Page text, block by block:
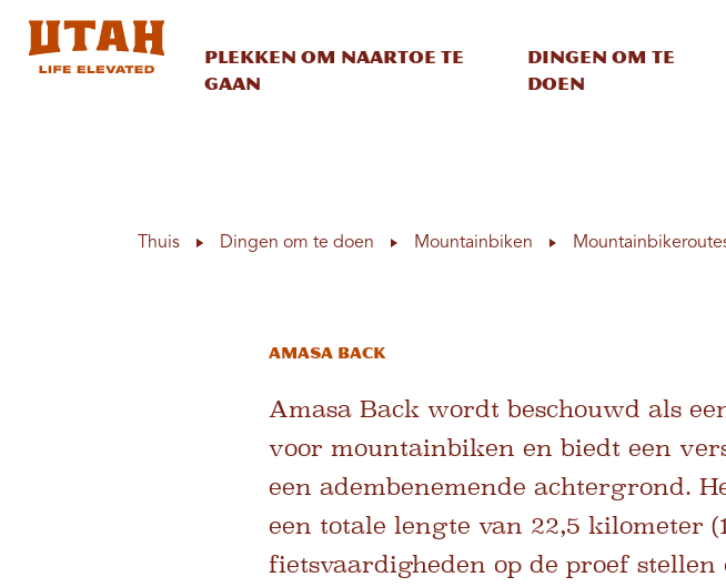
Plekken om naartoe te
gaan
Dingen om te
doen
Thuis Dingen om te doen Mountainbiken
Amasa Back
Amasa Back wordt beschouwd als
voor mountainbiken en biedt een
een adembenemende achtergrond.
een totale lengte van 22,5 kilometer
fietsvaardigheden op de proef